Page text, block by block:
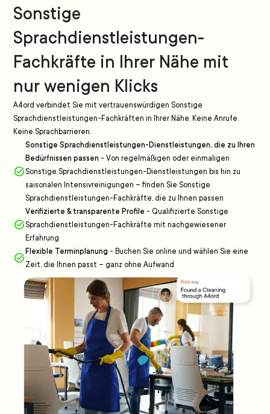
Sonstige
Sprachdienstleistungen-
Fachkräfte in Ihrer Nähe mit
nur wenigen Klicks
A4ord verbindet Sie mit vertrauenswürdigen Sonstige
Sprachdienstleistungen-Fachkräften in Ihrer Nähe. Keine Anrufe.
Keine Sprachbarrieren.
Sonstige Sprachdienstleistungen-Dienstleistungen, die zu Ihren
Bedürfnissen passen - Von regelmäßigen oder einmaligen
Sonstige Sprachdienstleistungen-Dienstleistungen bis hin zu
saisonalen Intensivreinigungen – finden Sie Sonstige
Sprachdienstleistungen-Fachkräfte, die zu Ihnen passen
Verifizierte & transparente Profile - Qualifizierte Sonstige
Sprachdienstleistungen-Fachkräfte mit nachgewiesener
Erfahrung
Flexible Terminplanung - Buchen Sie online und wählen Sie eine
Zeit, die Ihnen passt – ganz ohne Aufwand